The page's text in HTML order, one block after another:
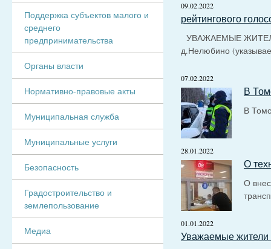
09.02.2022
рейтингового
УВАЖАЕМЫЕ
д.Нелюбино
07.02.2022
В
В
28.01.2022
О
О
01.01.2022
Уважаемые жители
Поддержка субъектов малого и
среднего
предпринимательства
Органы власти
Нормативно-правовые акты
Муниципальная служба
Муниципальные услуги
Безопасность
Градостроительство и
землепользование
Медиа